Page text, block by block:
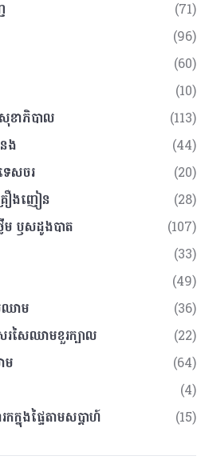
(71)
(96)
(60)
(10)
សុខាភិបាល
(113)
ង
(44)
េសចរ
(20)
ឿងញៀន
(28)
ម ឫសដូងបាត
(107)
(33)
(49)
ឈាម
(36)
រសៃឈាមខួរក្បាល
(22)
ម
(64)
(4)
ក្នុងផ្ទៃតាមសប្តាហ៍
(15)